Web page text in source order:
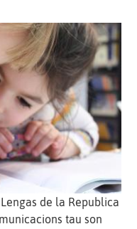
de la Republica
tau son